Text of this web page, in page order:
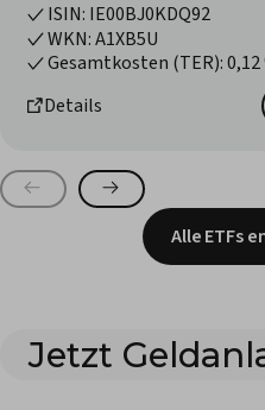
ISIN: IE00BJ0KDQ92
WKN:A1XB5U
Gesamtkosten (TER): 0,12
Details
Alle ETFs
Jetzt